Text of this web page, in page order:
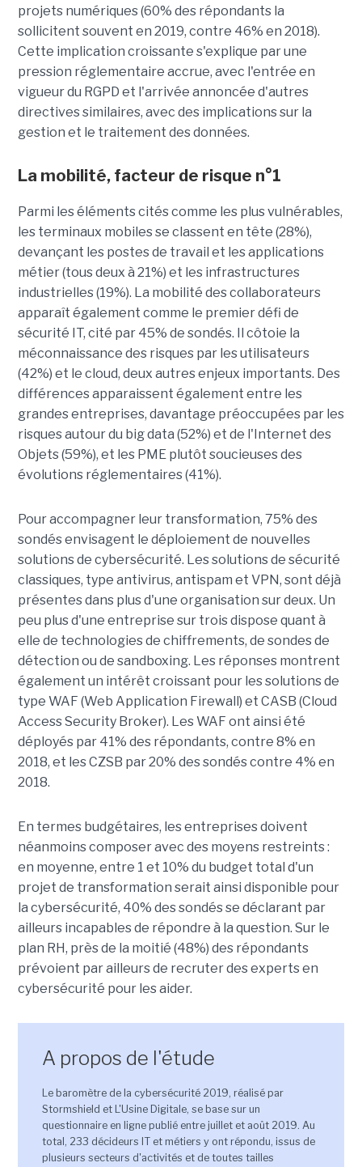
projets numériques (60% des répondants la
sollicitent souvent en 2019, contre 46% en 2018).
Cette implication croissante s'explique par une
pression réglementaire accrue, avec l'entrée en
vigueur du RGPD et l'arrivée annoncée d'autres
directives similaires, avec des implications sur la
gestion et le traitement des données.
La mobilité, facteur de risque n°1
Parmi les éléments cités comme les plus vulnérables,
les terminaux mobiles se classent en tête (28%),
devançant les postes de travail et les applications
métier (tous deux à 21%) et les infrastructures
industrielles (19%). La mobilité des collaborateurs
apparaît également comme le premier défi de
sécurité IT, cité par 45% de sondés. Il côtoie la
méconnaissance des risques par les utilisateurs
(42%) et le cloud, deux autres enjeux importants. Des
différences apparaissent également entre les
grandes entreprises, davantage préoccupées par les
risques autour du big data (52%) et de l'Internet des
Objets (59%), et les PME plutôt soucieuses des
évolutions réglementaires (41%).
Pour accompagner leur transformation, 75% des
sondés envisagent le déploiement de nouvelles
solutions de cybersécurité. Les solutions de sécurité
classiques, type antivirus, antispam et VPN, sont déjà
présentes dans plus d'une organisation sur deux. Un
peu plus d'une entreprise sur trois dispose quant à
elle de technologies de chiffrements, de sondes de
détection ou de sandboxing. Les réponses montrent
également un intérêt croissant pour les solutions de
type WAF (Web Application Firewall) et CASB (Cloud
Access Security Broker). Les WAF ont ainsi été
déployés par 41% des répondants, contre 8% en
2018, et les CZSB par 20% des sondés contre 4% en
2018.
En termes budgétaires, les entreprises doivent
néanmoins composer avec des moyens restreints :
en moyenne, entre 1 et 10% du budget total d'un
projet de transformation serait ainsi disponible pour
la cybersécurité, 40% des sondés se déclarant par
ailleurs incapables de répondre à la question. Sur le
plan RH, près de la moitié (48%) des répondants
prévoient par ailleurs de recruter des experts en
cybersécurité pour les aider.
A propos de l'étude
Le baromètre de la cybersécurité 2019, réalisé par
Stormshield et L'Usine Digitale, se base sur un
questionnaire en ligne publié entre juillet et août 2019. Au
total, 233 décideurs IT et métiers y ont répondu, issus de
plusieurs secteurs d'activités et de toutes tailles